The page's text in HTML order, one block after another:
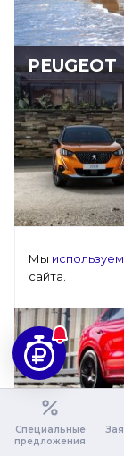
PEUGEOT
PORSCHE
Специальные
предложения
Мы
сайта.